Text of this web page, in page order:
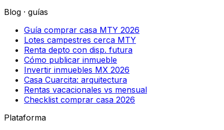
Blog · guías
Guía comprar casa MTY 2026
Lotes campestres cerca MTY
Renta depto con disp. futura
Cómo publicar inmueble
Invertir inmuebles MX 2026
Casa Cuarcita: arquitectura
Rentas vacacionales vs mensual
Checklist comprar casa 2026
Plataforma